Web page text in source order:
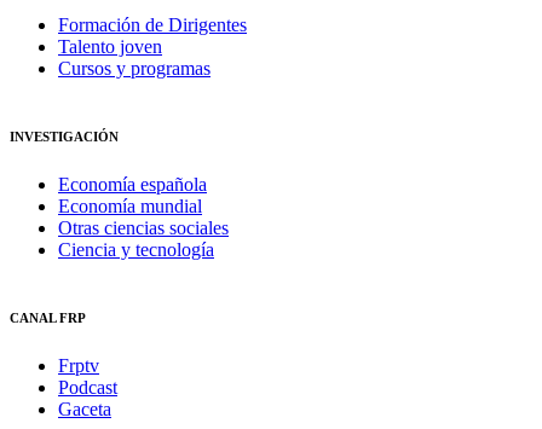
Formación de Dirigentes
Talento joven
Cursos y programas
INVESTIGACIÓN
Economía española
Economía mundial
Otras ciencias sociales
Ciencia y tecnología
CANAL FRP
Frptv
Podcast
Gaceta